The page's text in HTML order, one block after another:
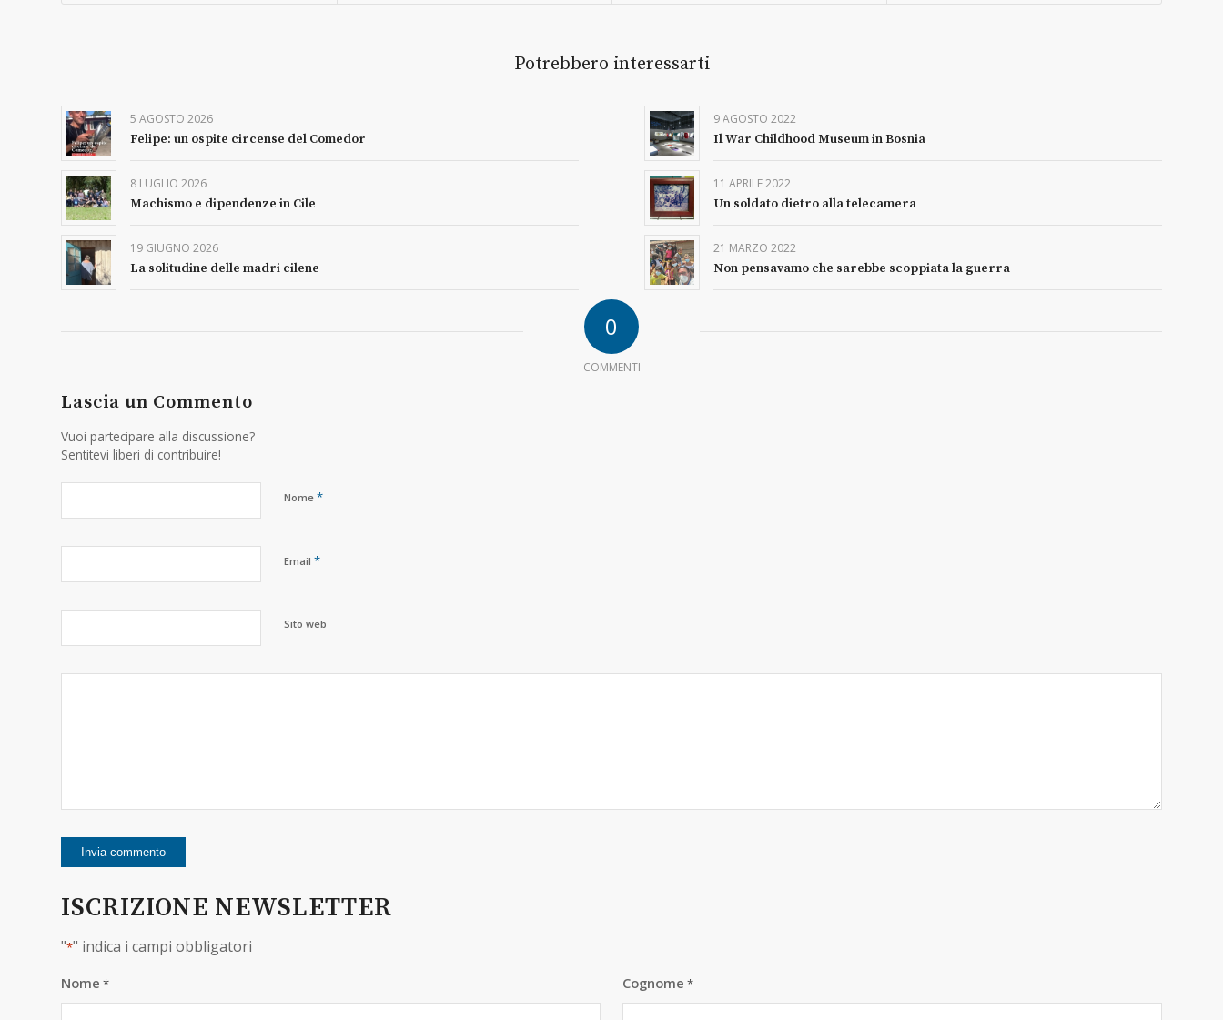
Potrebbero interessarti
5 AGOSTO 2026
Felipe: un ospite circense del Comedor
8 LUGLIO 2026
Machismo e dipendenze in Cile
19 GIUGNO 2026
La solitudine delle madri cilene
9 AGOSTO 2022
Il War Childhood Museum in Bosnia
11 APRILE 2022
Un soldato dietro alla telecamera
21 MARZO 2022
Non pensavamo che sarebbe scoppiata la guerra
0
COMMENTI
Lascia un Commento
Vuoi partecipare alla discussione?
Sentitevi liberi di contribuire!
Nome *
Email *
Sito web
ISCRIZIONE NEWSLETTER
"*" indica i campi obbligatori
Nome * Cognome *